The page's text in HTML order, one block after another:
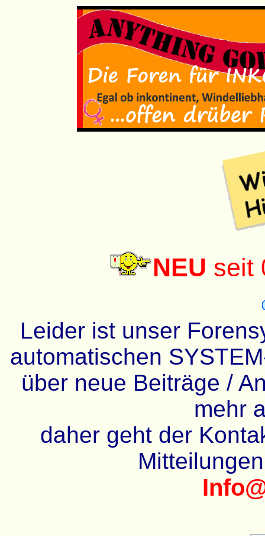
NEU seit
Leider ist unser
automatischen
über neue Beiträge /
mehr
daher geht der